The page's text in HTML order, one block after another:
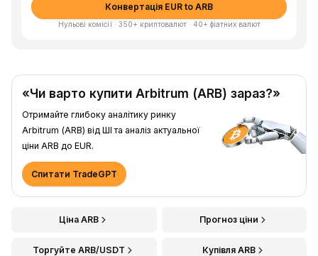
Конвертація EUR to ARB
Нульові комісії · 350+ криптовалют · 40+ фіатних валют
«Чи варто купити Arbitrum (ARB) зараз?»
Отримайте глибоку аналітику ринку
Arbitrum (ARB) від ШІ та аналіз актуальної
ціни ARB до EUR.
Спитати TradeGPT
Ціна ARB Прогноз ціни
Торгуйте ARB/USDT Купівля ARB